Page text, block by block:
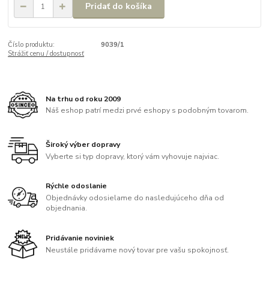
Pridať do košíka
Číslo produktu:
9039/1
Strážiť cenu / dostupnosť
Na trhu od roku 2009
Náš eshop patrí medzi prvé eshopy s podobným tovarom.
Široký výber dopravy
Vyberte si typ dopravy, ktorý vám vyhovuje najviac.
Rýchle odoslanie
Objednávky odosielame do nasledujúceho dňa od
objednania.
Pridávanie noviniek
Neustále pridávame nový tovar pre vašu spokojnosť.